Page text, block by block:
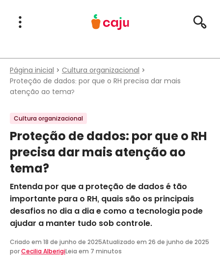
Menu Principal
Abrir Menu
Página inicial
Cultura organizacional
Proteção de dados: por que o RH precisa dar mais
atenção ao tema?
Cultura organizacional
Proteção de dados: por que o RH
precisa dar mais atenção ao
tema?
Entenda por que a proteção de dados é tão
importante para o RH, quais são os principais
desafios no dia a dia e como a tecnologia pode
ajudar a manter tudo sob controle.
Criado em 18 de junho de 2025Atualizado em 26 de junho de 2025
porCecilia AlberigiLeia em 7 minutos